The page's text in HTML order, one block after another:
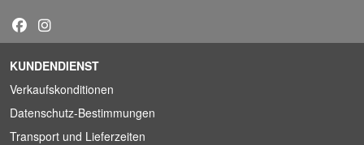
KUNDENDIENST
Verkaufskonditionen
Datenschutz-Bestimmungen
Transport und Lieferzeiten